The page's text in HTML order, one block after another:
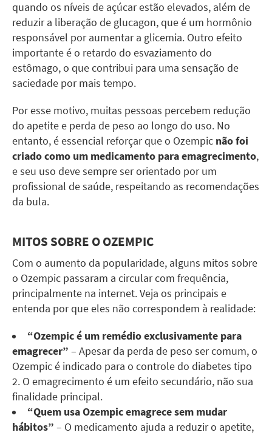
quando os níveis de açúcar estão elevados, além de
reduzir a liberação de glucagon, que é um hormônio
responsável por aumentar a glicemia. Outro efeito
importante é o retardo do esvaziamento do
estômago, o que contribui para uma sensação de
saciedade por mais tempo.
Por esse motivo, muitas pessoas percebem redução
do apetite e perda de peso ao longo do uso. No
entanto, é essencial reforçar que o Ozempic não foi
criado como um medicamento para emagrecimento,
e seu uso deve sempre ser orientado por um
profissional de saúde, respeitando as recomendações
da bula.
MITOS SOBRE O OZEMPIC
Com o aumento da popularidade, alguns mitos sobre
o Ozempic passaram a circular com frequência,
principalmente na internet. Veja os principais e
entenda por que eles não correspondem à realidade:
“Ozempic é um remédio exclusivamente para
emagrecer” – Apesar da perda de peso ser comum, o
Ozempic é indicado para o controle do diabetes tipo
2. O emagrecimento é um efeito secundário, não sua
finalidade principal.
“Quem usa Ozempic emagrece sem mudar
hábitos” – O medicamento ajuda a reduzir o apetite,